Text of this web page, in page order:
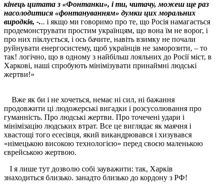
кінець цитата з «Фонтанки», і ти, читачу, можеш ще раз
насолодитися «фонтануванням» думки цих моральних
виродків, -... і якщо ми говоримо про те, що Росія намагається
продемонструвати простим українцям, що вона їм не ворог, і
про них піклується, і ось бачите, навіть взимку не почали
руйнувати енергосистему, щоб українців не заморозити, – то
так! логічно, що в одному з найбільш лояльних до Росії міст, в
Харкові, наші спробують мінімізувати принаймні людські
жертви!»
Вже як би і не хочеться, немає ні сил, ні бажання
продовжити ці людожерські вигадки і розсусолювання про
гуманність. Про людські жертви. Про точечені удари і
мінімізацію людських втрат. Все це виглядає як маячня і
хвастощі того есесівця, який викандрювався і хизувався
«німецькою високою технологією» перед своєю маленькою
єврейською жертвою.
І я лише тут дозволю собі зауважити: так, Харків
знаходиться близько. занадто близько до кордону з РФ!